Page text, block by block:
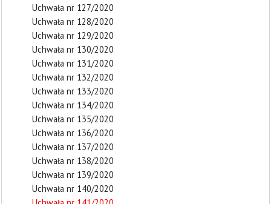
Uchwała nr 127/2020
Uchwała nr 128/2020
Uchwała nr 129/2020
Uchwała nr 130/2020
Uchwała nr 131/2020
Uchwała nr 132/2020
Uchwała nr 133/2020
Uchwała nr 134/2020
Uchwała nr 135/2020
Uchwała nr 136/2020
Uchwała nr 137/2020
Uchwała nr 138/2020
Uchwała nr 139/2020
Uchwała nr 140/2020